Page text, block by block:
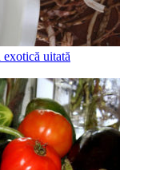
exotică uitată